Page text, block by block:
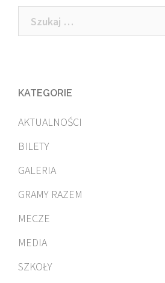
Szukaj:
KATEGORIE
AKTUALNOŚCI
BILETY
GALERIA
GRAMY RAZEM
MECZE
MEDIA
SZKOŁY